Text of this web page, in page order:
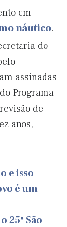
em
náutico.
do
assinadas
Programa
de
anos,
e isso
é um
25º São